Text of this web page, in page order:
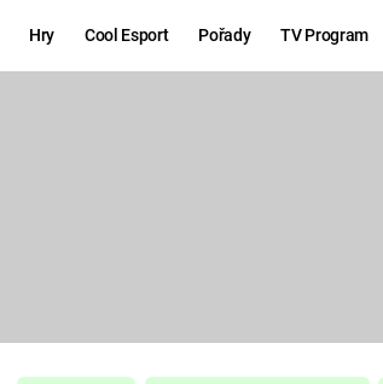
Hry Cool Esport Pořady TV Program